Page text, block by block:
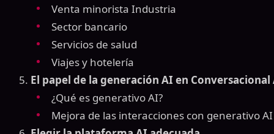
Venta minorista Industria
Sector bancario
Servicios de salud
Viajes y hotelería
El papel de la generación AI en Conversacional
¿Qué es generativo AI?
Mejora de las interacciones con generativo AI